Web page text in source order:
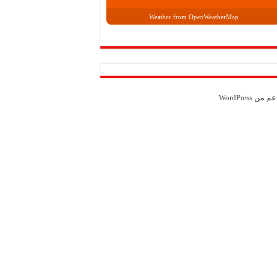
Weather from OpenWeatherMap
من WordPress